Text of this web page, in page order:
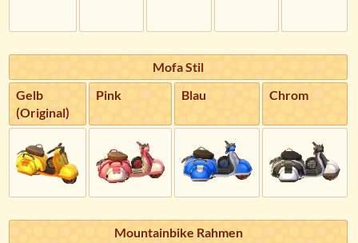
Mofa Stil
Gelb
(Original)
Pink Blau Chrom
Mountainbike Rahmen